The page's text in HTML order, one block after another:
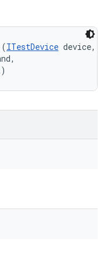
(ITestDevice device,